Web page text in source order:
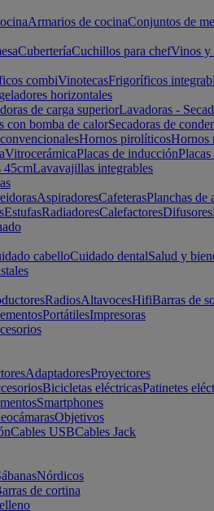
Armarios de cocinaConjuntos de
CuberteríaCuchillos para chefVinos y
combiVinotecasFrigoríficos
horizontales
de carga superiorLavadoras -
con bomba de calorSecadoras de
Hornos pirolíticosHornos
VitrocerámicaPlacas de inducciónPlacas
45cmLavavajillas integrables
AspiradoresCafeterasPlanchas de
EstufasRadiadoresCalefactoresDifusores
cabelloCuidado dentalSalud y
RadiosAltavocesHifiBarras de
PortátilesImpresoras
AdaptadoresProyectores
Bicicletas eléctricasPatinetes
Smartphones
Objetivos
Cables USBCables Jack
Nórdicos
de cortina